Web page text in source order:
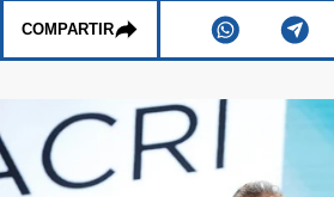
COMPARTIR